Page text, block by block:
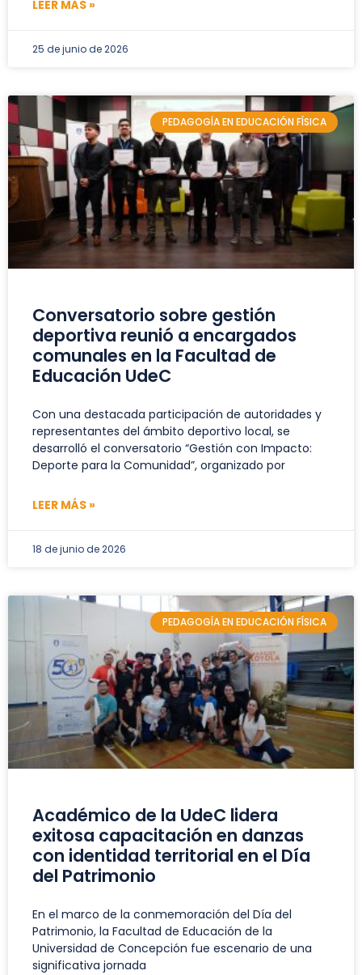
LEER MÁS »
25 de junio de 2026
PEDAGOGÍA EN EDUCACIÓN FÍSICA
Conversatorio sobre gestión
deportiva reunió a encargados
comunales en la Facultad de
Educación UdeC
Con una destacada participación de autoridades y
representantes del ámbito deportivo local, se
desarrolló el conversatorio “Gestión con Impacto:
Deporte para la Comunidad”, organizado por
LEER MÁS »
18 de junio de 2026
PEDAGOGÍA EN EDUCACIÓN FÍSICA
Académico de la UdeC lidera
exitosa capacitación en danzas
con identidad territorial en el Día
del Patrimonio
En el marco de la conmemoración del Día del
Patrimonio, la Facultad de Educación de la
Universidad de Concepción fue escenario de una
significativa jornada